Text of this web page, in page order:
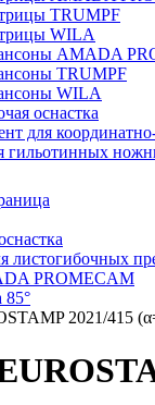
TRUMPF
WILA
AMADA
TRUMPF
WILA
оснастка
для
гильотинных
листогибочных
PROMECAM
2021/415